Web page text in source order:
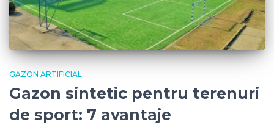
GAZON ARTIFICIAL
Gazon sintetic pentru terenuri
de sport: 7 avantaje